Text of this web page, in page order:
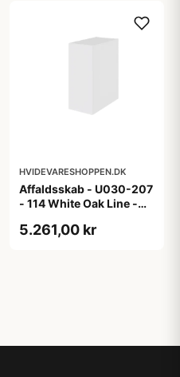
HVIDEVARESHOPPEN.DK
Affaldsskab - U030-207
- 114 White Oak Line -
5.261,00 kr